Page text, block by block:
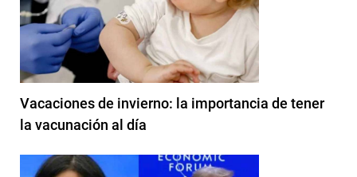
Vacaciones de invierno: la importancia de tener
la vacunación al día